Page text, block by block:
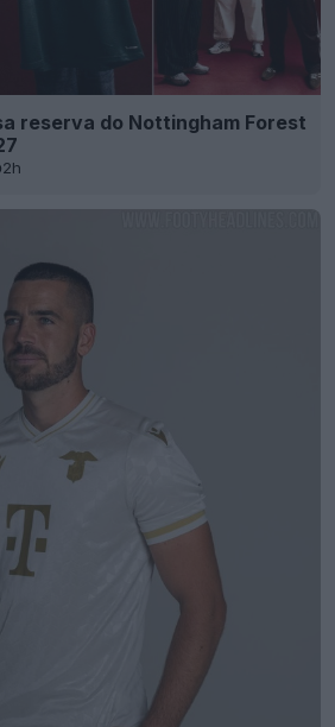
reserva do Nottingham Forest
2h